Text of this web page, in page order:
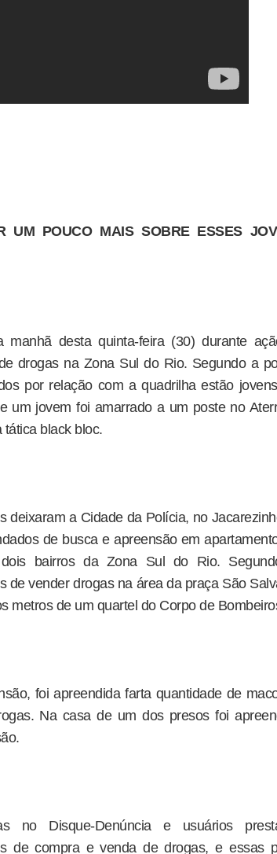
UM POUCO MAIS SOBRE ESSES
manhã desta quinta-feira (30) durante
drogas na Zona Sul do Rio. Segundo a
por relação com a quadrilha estão
um jovem foi amarrado a um poste no
black bloc.
deixaram a Cidade da Polícia, no
de busca e apreensão em
bairros da Zona Sul do Rio.
de vender drogas na área da praça São
metros de um quartel do Corpo de
foi apreendida farta quantidade de
Na casa de um dos presos foi
no Disque-Denúncia e usuários
de compra e venda de drogas, e essas